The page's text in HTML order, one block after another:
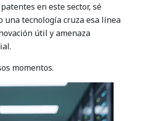
en este sector, sé
una tecnología cruza esa línea
útil y amenaza
momentos.